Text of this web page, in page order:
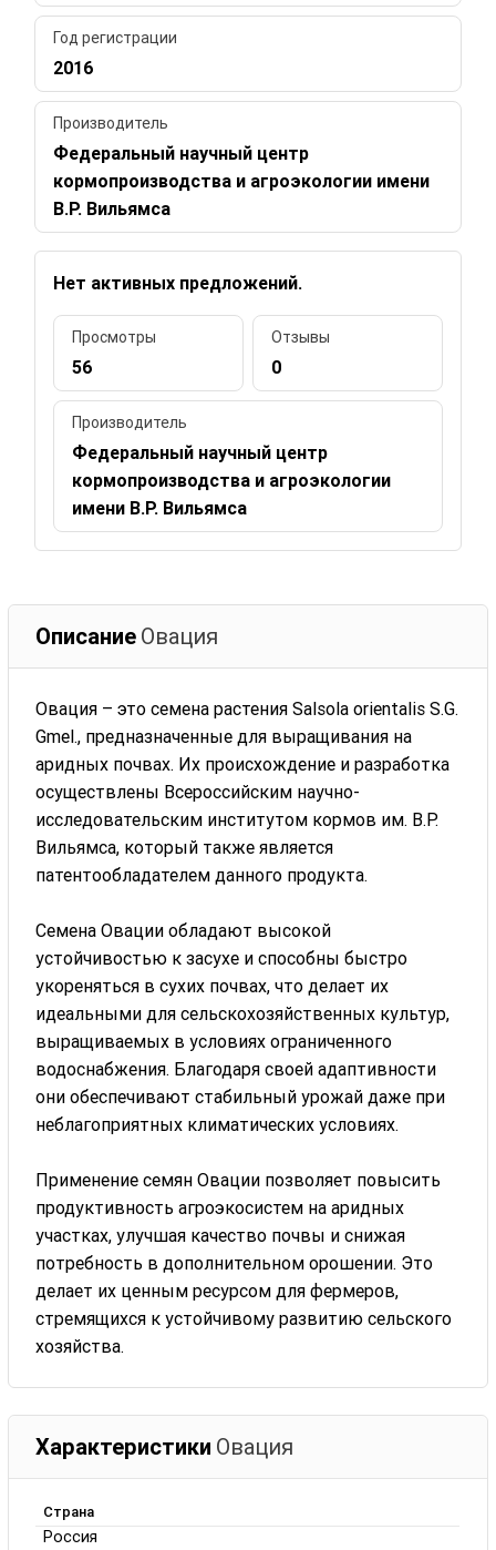
Год регистрации
2016
Производитель
Федеральный научный центр
кормопроизводства и агроэкологии имени
В.Р. Вильямса
Нет активных предложений.
Просмотры
56
Отзывы
0
Производитель
Федеральный научный центр
кормопроизводства и агроэкологии
имени В.Р. Вильямса
Описание Овация
Овация – это семена растения Salsola orientalis S.G.
Gmel., предназначенные для выращивания на
аридных почвах. Их происхождение и разработка
осуществлены Всероссийским научно-
исследовательским институтом кормов им. В.Р.
Вильямса, который также является
патентообладателем данного продукта.
Семена Овации обладают высокой
устойчивостью к засухе и способны быстро
укореняться в сухих почвах, что делает их
идеальными для сельскохозяйственных культур,
выращиваемых в условиях ограниченного
водоснабжения. Благодаря своей адаптивности
они обеспечивают стабильный урожай даже при
неблагоприятных климатических условиях.
Применение семян Овации позволяет повысить
продуктивность агроэкосистем на аридных
участках, улучшая качество почвы и снижая
потребность в дополнительном орошении. Это
делает их ценным ресурсом для фермеров,
стремящихся к устойчивому развитию сельского
хозяйства.
Характеристики Овация
Страна
Россия